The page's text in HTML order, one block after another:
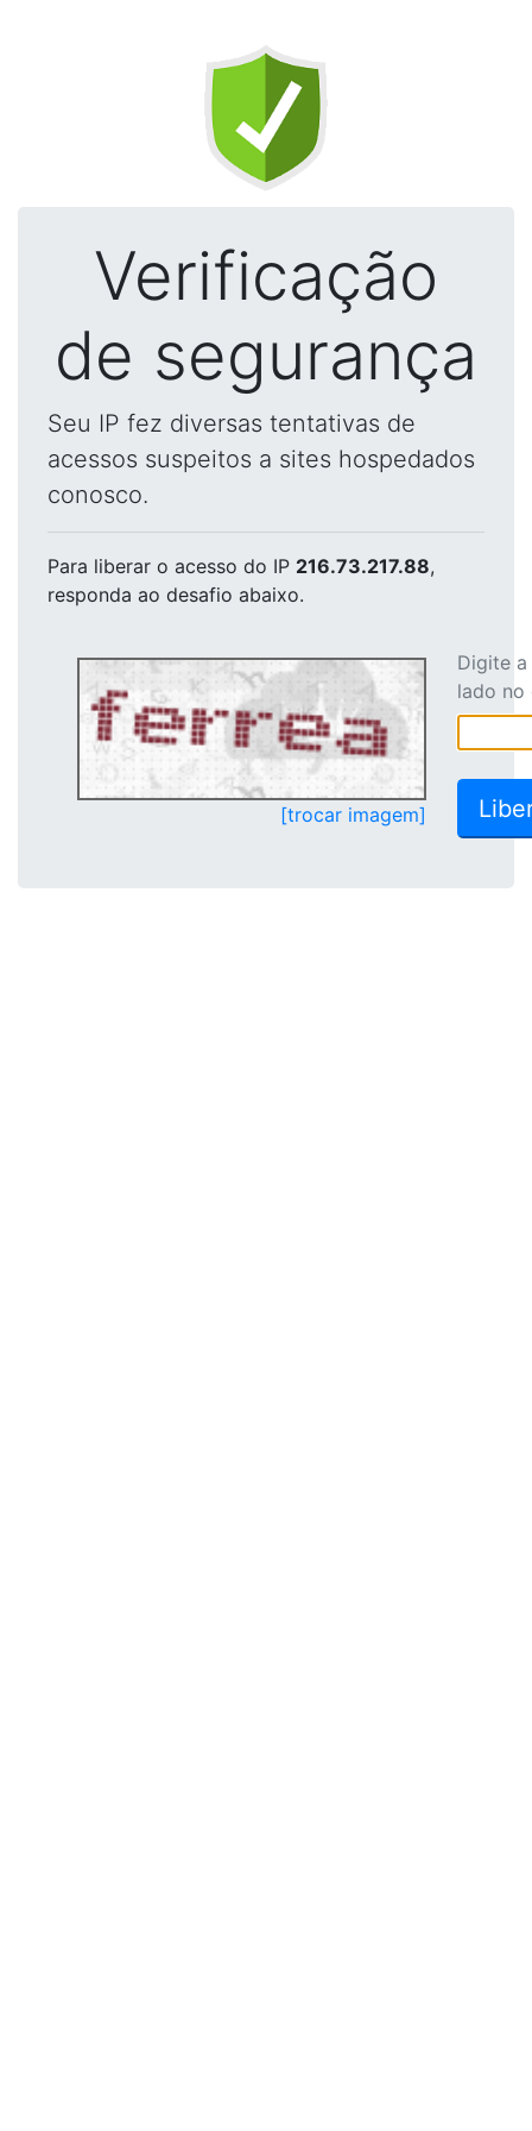
Verificação
de segurança
Seu IP fez diversas tentativas de
acessos suspeitos a sites hospedados
conosco.
Para liberar o acesso do IP 216.73.217.88,
responda ao desafio abaixo.
[trocar imagem]
Digite
lado no